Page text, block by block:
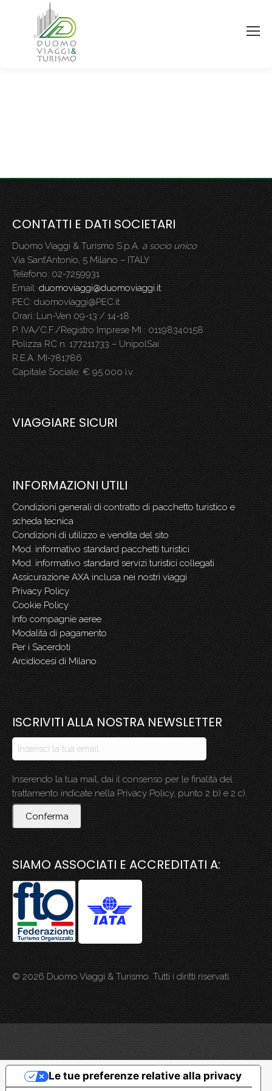
CONTATTI E DATI SOCIETARI
Duomo Viaggi & Turismo S.p.A.a socio unico
Via Sant’Antonio, 5 Milano – ITALY
Telefono: 02-7259931
Email:duomoviaggi@duomoviaggi.it
PEC: duomoviaggi@PEC.it
Orari: Lun-Ven 09-13 / 14-18
P. IVA/C.F./Registro Imprese MI : 01198340158
Polizza RC n. 177211733 – UnipolSai
R.E.A. MI-781786
Capitale Sociale: € 95.000 i.v.
.
VIAGGIARE SICURI
INFORMAZIONI UTILI
Condizioni generali di contratto di pacchetto turistico e
scheda tecnica
Condizioni di utilizzo e vendita del sito
Mod. informativo standard pacchetti turistici
Mod. informativo standard servizi turistici collegati
Assicurazione AXA inclusa nei nostri viaggi
Privacy Policy
Cookie Policy
Info compagnie aeree
Modalità di pagamento
Per i Sacerdoti
Arcidiocesi di Milano
ISCRIVITI ALLA NOSTRA NEWSLETTER
Inserendo la tua mail, dai il consenso per le finalità del
trattamento indicate nella Privacy Policy, punto 2 b) e 2 c).
Conferma
SIAMO ASSOCIATI E ACCREDITATI A:
© 2026 Duomo Viaggi & Turismo. Tutti i diritti riservati.
Le tue preferenze relative alla privacy